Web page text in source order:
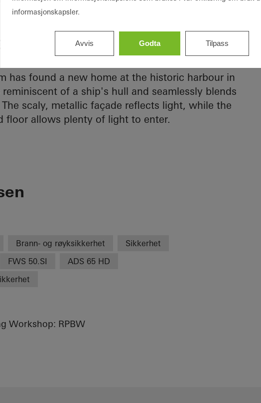
Art Museum
from Renzo Piano
has found a new home at the historic harbour in
of a ship's hull and seamlessly blends
scaly, metallic façade reflects light, while the
floor allows plenty of light to enter.
Brann- og røyksikkerhet Sikkerhet
FWS 50.SI ADS 65 HD
Workshop: RPBW
informasjonskapsler.
Avvis Godta Tilpass